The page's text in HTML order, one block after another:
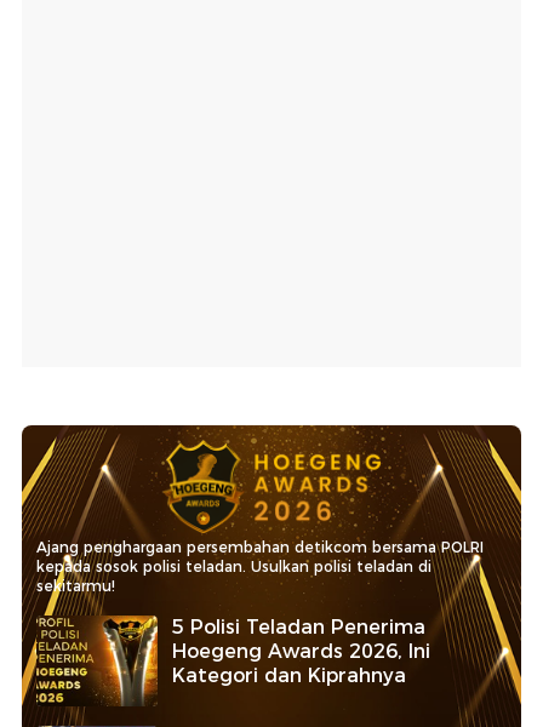
Ajang penghargaan persembahan detikcom bersama POLRI
kepada sosok polisi teladan. Usulkan polisi teladan di
sekitarmu!
5 Polisi Teladan Penerima
Hoegeng Awards 2026, Ini
Kategori dan Kiprahnya